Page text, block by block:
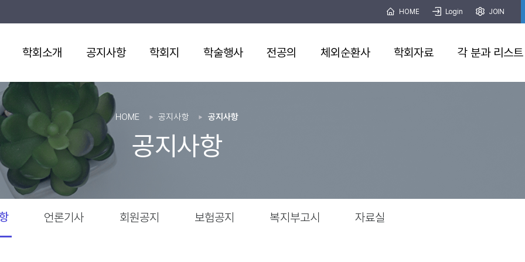
학회소개 공지사항 학회지 학술행사 전공의 체외순환사 학회자료 각 분과 리스트
HOME Login JOIN
공지사항
HOME 공지사항 공지사항
언론기사 회원공지 보험공지 복지부고시 자료실